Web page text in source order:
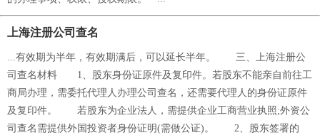
上海注册公司查名
...有效期为半年，有效期满后，可以延长半年。 三、上海注册公
司查名材料 1、股东身份证原件及复印件。若股东不能亲自前往工
商局办理，需委托代理人办理公司查名，还需要代理人的身份证原件
及复印件。 若股东为企业法人，需提供企业工商营业执照;外资公
司查名需提供外国投资者身份证明(需做公证)。 2、股东签署的